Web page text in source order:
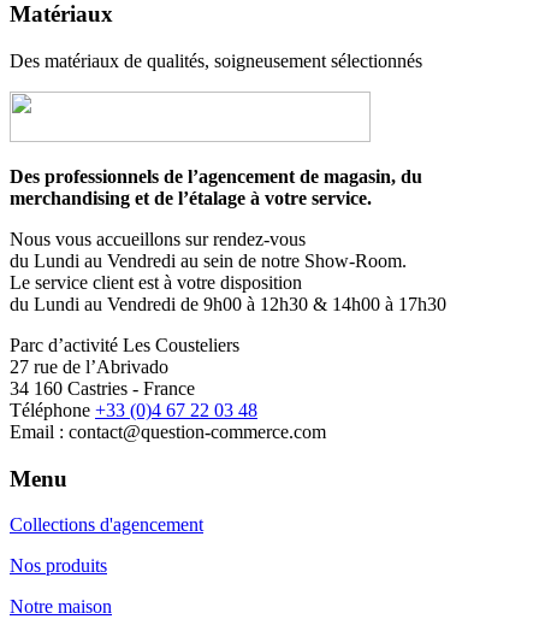
Matériaux
Des matériaux de qualités, soigneusement sélectionnés
Des professionnels de l’agencement de magasin, du
merchandising et de l’étalage à votre service.
Nous vous accueillons sur rendez-vous
du Lundi au Vendredi au sein de notre Show-Room.
Le service client est à votre disposition
du Lundi au Vendredi de 9h00 à 12h30 & 14h00 à 17h30
Parc d’activité Les Cousteliers
27 rue de l’Abrivado
34 160 Castries - France
Téléphone +33 (0)4 67 22 03 48
Email : contact@question-commerce.com
Menu
Collections d'agencement
Nos produits
Notre maison